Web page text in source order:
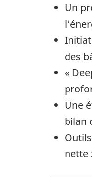
Un
des
«
Une
bilan
nette